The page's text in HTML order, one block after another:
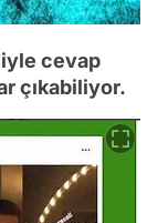
cevap
çıkabiliyor.